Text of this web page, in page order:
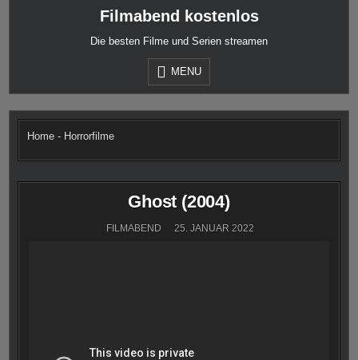
Filmabend kostenlos
Die besten Filme und Serien streamen
MENU
Home - Horrorfilme
Ghost (2004)
FILMABEND 25. JANUAR 2022